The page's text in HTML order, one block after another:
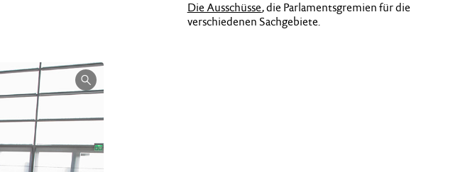
Die Ausschüsse, die Parlamentsgremien für die
verschiedenen Sachgebiete.